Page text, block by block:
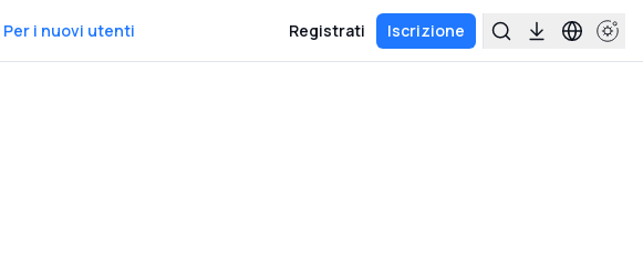
Per i nuovi utenti Registrati Iscrizione